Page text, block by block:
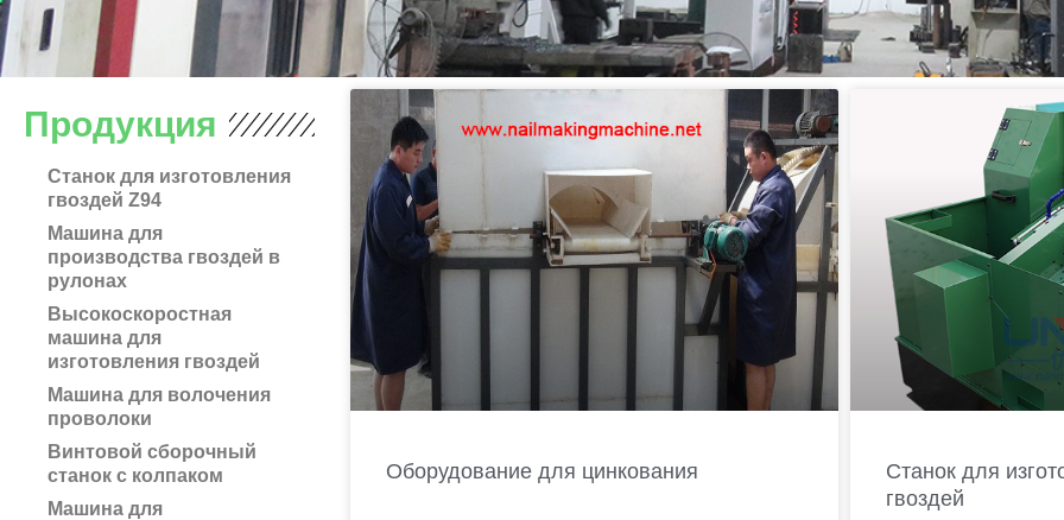
Продукция
Станок для изготовления
гвоздей Z94
Машина для
производства гвоздей в
рулонах
Высокоскоростная
машина для
изготовления гвоздей
Машина для волочения
проволоки
Винтовой сборочный
станок с колпаком
Машина для
Оборудование для цинкования
Станок для
гвоздей